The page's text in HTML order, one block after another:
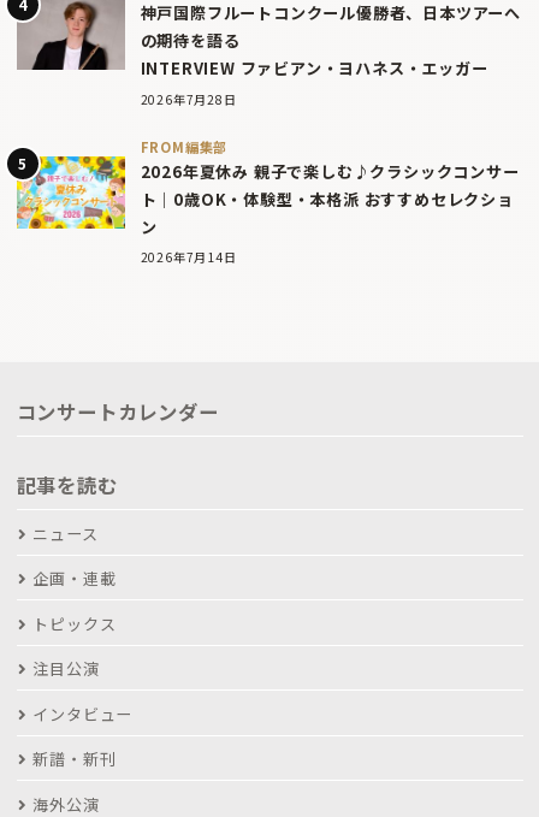
神戸国際フルートコンクール優勝者、日本ツアーへ
の期待を語る
INTERVIEW ファビアン・ヨハネス・エッガー
2026年7月28日
FROM編集部
2026年夏休み 親子で楽しむ♪クラシックコンサー
ト｜0歳OK・体験型・本格派 おすすめセレクショ
ン
2026年7月14日
コンサートカレンダー
記事を読む
ニュース
企画・連載
トピックス
注目公演
インタビュー
新譜・新刊
海外公演